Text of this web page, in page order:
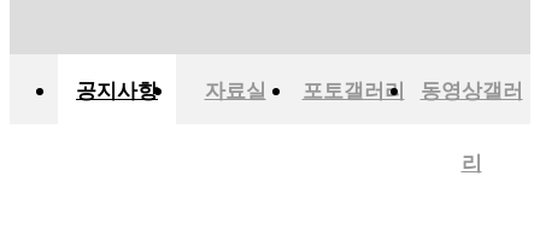
공지사항 자료실 포토갤러리 동영상갤러
리